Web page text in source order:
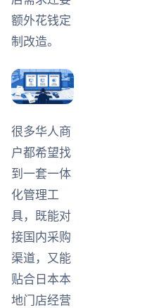
额外花钱定
制改造。
很多华人商
户都希望找
到一套一体
化管理工
具，既能对
接国内采购
渠道，又能
贴合日本本
地门店经营